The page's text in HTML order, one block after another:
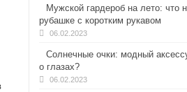
Мужской гардероб на лето: что
рубашке с коротким рукавом
06.02.2023
Солнечные очки: модный
о глазах?
06.02.2023